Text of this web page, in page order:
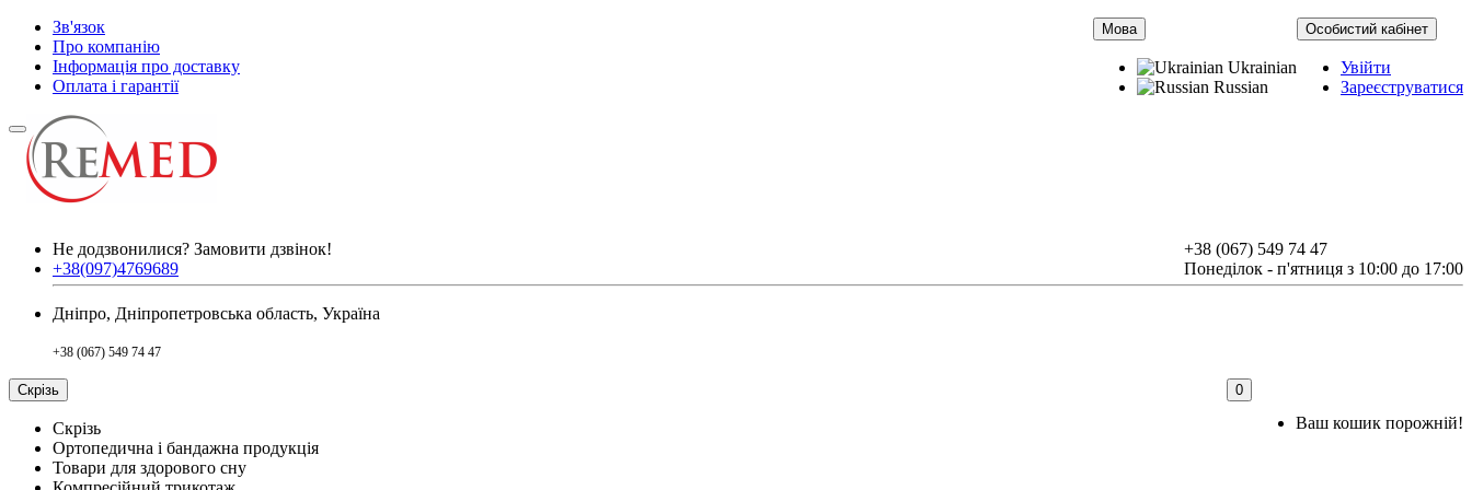
Особистий кабінет
Увійти
Зареєструватися
Мова
Ukrainian
Russian
Зв'язок
Про компанію
Інформація про доставку
Оплата і гарантії
+38 (067) 549 74 47
Понеділок - п'ятниця з 10:00 до 17:00
Не додзвонилися? Замовити дзвінок!
+38(097)4769689
Дніпро, Дніпропетровська область, Україна
+38 (067) 549 74 47
0
Ваш кошик порожній!
Скрізь
Скрізь
Ортопедична і бандажна продукція
Товари для здорового сну